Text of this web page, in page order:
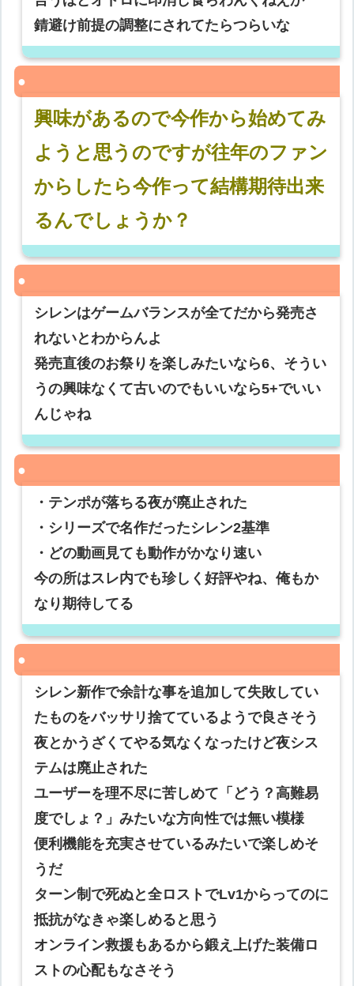
錆避け前提の調整にされてたらつらいな
興味があるので今作から始めてみ
ようと思うのですが往年のファン
からしたら今作って結構期待出来
るんでしょうか？
シレンはゲームバランスが全てだから発売さ
れないとわからんよ
発売直後のお祭りを楽しみたいなら6、そうい
うの興味なくて古いのでもいいなら5+でいい
んじゃね
・テンポが落ちる夜が廃止された
・シリーズで名作だったシレン2基準
・どの動画見ても動作がかなり速い
今の所はスレ内でも珍しく好評やね、俺もか
なり期待してる
シレン新作で余計な事を追加して失敗してい
たものをバッサリ捨てているようで良さそう
夜とかうざくてやる気なくなったけど夜シス
テムは廃止された
ユーザーを理不尽に苦しめて「どう？高難易
度でしょ？」みたいな方向性では無い模様
便利機能を充実させているみたいで楽しめそ
うだ
ターン制で死ぬと全ロストでLv1からってのに
抵抗がなきゃ楽しめると思う
オンライン救援もあるから鍛え上げた装備ロ
ストの心配もなさそう